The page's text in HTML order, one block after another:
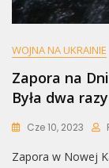
WOJNA NA UKRAINIE
Zapora na
Była dwa
Cze 10, 2023
Zapora w Nowej